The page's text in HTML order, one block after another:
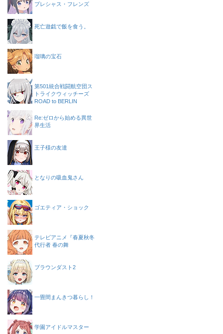
プレシャス・フレンズ
死亡遊戯で飯を食う。
瑠璃の宝石
第501統合戦闘航空団ス
トライクウィッチーズ
ROAD to BERLIN
Re:ゼロから始める異世
界生活
王子様の友達
となりの吸血鬼さん
ゴエティア・ショック
テレビアニメ『春夏秋冬
代行者 春の舞
ブラウンダスト2
一畳間まんきつ暮らし！
学園アイドルマスター